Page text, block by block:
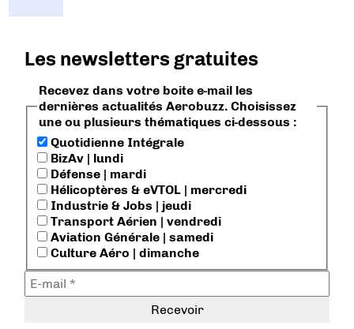
Les newsletters gratuites
Recevez dans votre boite e-mail les
dernières actualités Aerobuzz. Choisissez
une ou plusieurs thématiques ci-dessous :
Quotidienne Intégrale
BizAv | lundi
Défense | mardi
Hélicoptères & eVTOL | mercredi
Industrie & Jobs | jeudi
Transport Aérien | vendredi
Aviation Générale | samedi
Culture Aéro | dimanche